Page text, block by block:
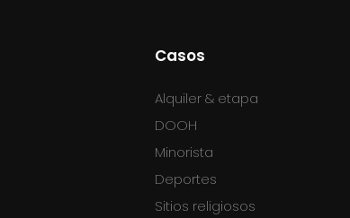
Casos
Alquiler & etapa
DOOH
Minorista
Deportes
Sitios religiosos